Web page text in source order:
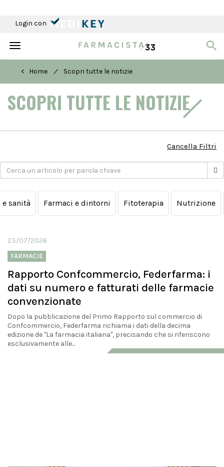
Login con
Toggle
< Home
/ Scopri tutte le notizie
SCOPRI TUTTE LE NOTIZIE
Cancella Filtri
sanità Farmaci e dintorni Fitoterapia Nutrizione
23/07/2026
FARMACIE
Rapporto Confcommercio, Federfarma: i
dati su numero e fatturati delle farmacie
convenzionate
Dopo la pubblicazione del Primo Rapporto sul commercio di
Confcommercio, Federfarma richiama i dati della decima
edizione de "La farmacia italiana", precisando che si riferiscono
esclusivamente alle...